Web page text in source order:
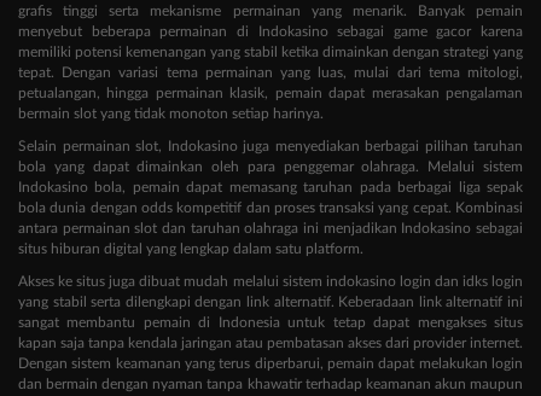
grafis tinggi serta mekanisme permainan yang menarik. Banyak pemain
menyebut beberapa permainan di Indokasino sebagai game gacor karena
memiliki potensi kemenangan yang stabil ketika dimainkan dengan strategi yang
tepat. Dengan variasi tema permainan yang luas, mulai dari tema mitologi,
petualangan, hingga permainan klasik, pemain dapat merasakan pengalaman
bermain slot yang tidak monoton setiap harinya.
Selain permainan slot, Indokasino juga menyediakan berbagai pilihan taruhan
bola yang dapat dimainkan oleh para penggemar olahraga. Melalui sistem
Indokasino bola, pemain dapat memasang taruhan pada berbagai liga sepak
bola dunia dengan odds kompetitif dan proses transaksi yang cepat. Kombinasi
antara permainan slot dan taruhan olahraga ini menjadikan Indokasino sebagai
situs hiburan digital yang lengkap dalam satu platform.
Akses ke situs juga dibuat mudah melalui sistem indokasino login dan idks login
yang stabil serta dilengkapi dengan link alternatif. Keberadaan link alternatif ini
sangat membantu pemain di Indonesia untuk tetap dapat mengakses situs
kapan saja tanpa kendala jaringan atau pembatasan akses dari provider internet.
Dengan sistem keamanan yang terus diperbarui, pemain dapat melakukan login
dan bermain dengan nyaman tanpa khawatir terhadap keamanan akun maupun